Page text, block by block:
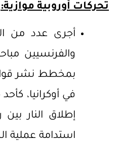
تحركات أوروبية موازية:
أجرى عدد من
والفرنسيين
بمخطط نشر
في أوكرانيا،
إطلاق النار بين
استدامة عملية